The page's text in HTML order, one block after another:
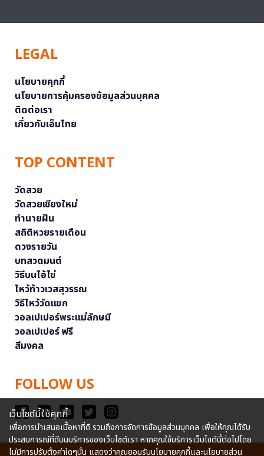
LEGAL
นโยบายคุกกี้
นโยบายการคุ้มครองข้อมูลส่วนบุคคล
ติดต่อเรา
เกี่ยวกับเอ็มไทย
TOP CONTENT
วัดสวย
วัดสวยเชียงใหม่
ทำนายฝัน
สถิติหวยรายเดือน
ดวงรายวัน
บทสวดมนต์
วิธีบนไอ้ไข่
ไหว้ท้าวเวสสุวรรณ
วิธีไหว้วัดแขก
วอลเปเปอร์พระแม่ลักษมี
วอลเปเปอร์ ฟรี
สีมงคล
FOLLOW US
เว็บไซต์นี้ใช้คุกกี้
เพื่อการนำเสนอเนื้อหาที่ดี รวมถึงการจัดการข้อมูลส่วนบุคคล เพื่อให้คุณได้รับ
ประสบการณ์ที่ดีบนบริการของเว็บไซต์เรา หากคุณใช้บริการเว็บไซต์นี้ต่อไปโดย
ไม่มีการปรับตั้งค่าใดๆนั้น แสดงว่าคุณยอมรับนโยบายคุกกี้และนโยบายส่วน